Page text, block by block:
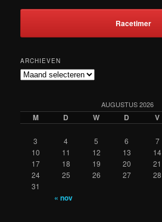
Racetimer
ARCHIEVEN
Archieven
AUGUSTUS 2026
M D W D V
3
4 5 6 7
10
11 12 13 14
17
18 19 20 21
24
25 26 27 28
31
« nov